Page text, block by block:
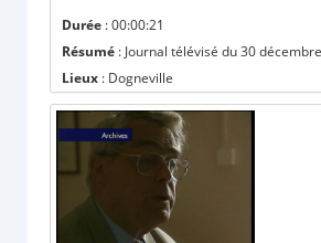
Durée : 00:00:21
Résumé : Journal télévisé du 30
Lieux : Dogneville